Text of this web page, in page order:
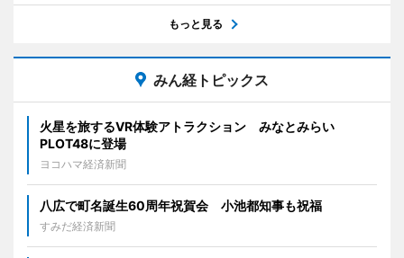
もっと見る
みん経トピックス
火星を旅するVR体験アトラクション みなとみらい
PLOT48に登場
ヨコハマ経済新聞
八広で町名誕生60周年祝賀会 小池都知事も祝福
すみだ経済新聞